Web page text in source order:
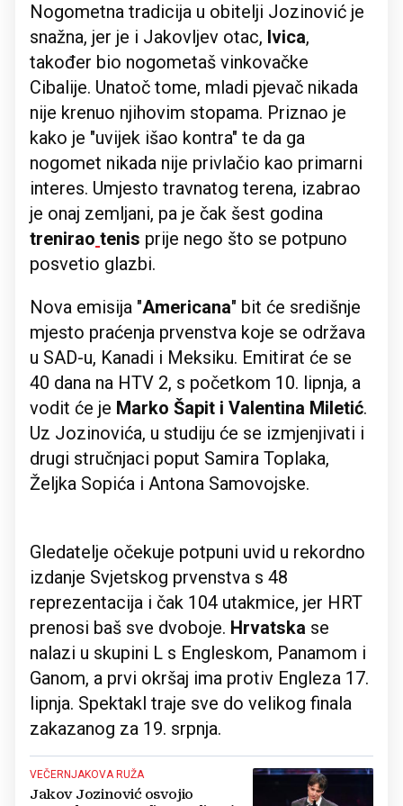
Nogometna tradicija u obitelji Jozinović je
snažna, jer je i Jakovljev otac, Ivica,
također bio nogometaš vinkovačke
Cibalije. Unatoč tome, mladi pjevač nikada
nije krenuo njihovim stopama. Priznao je
kako je "uvijek išao kontra" te da ga
nogomet nikada nije privlačio kao primarni
interes. Umjesto travnatog terena, izabrao
je onaj zemljani, pa je čak šest godina
trenirao tenis prije nego što se potpuno
posvetio glazbi.
Nova emisija "Americana" bit će središnje
mjesto praćenja prvenstva koje se održava
u SAD-u, Kanadi i Meksiku. Emitirat će se
40 dana na HTV 2, s početkom 10. lipnja, a
vodit će je Marko Šapit i Valentina Miletić.
Uz Jozinovića, u studiju će se izmjenjivati i
drugi stručnjaci poput Samira Toplaka,
Željka Sopića i Antona Samovojske.
Gledatelje očekuje potpuni uvid u rekordno
izdanje Svjetskog prvenstva s 48
reprezentacija i čak 104 utakmice, jer HRT
prenosi baš sve dvoboje. Hrvatska se
nalazi u skupini L s Engleskom, Panamom i
Ganom, a prvi okršaj ima protiv Engleza 17.
lipnja. Spektakl traje sve do velikog finala
zakazanog za 19. srpnja.
VEČERNJAKOVA RUŽA
Jakov Jozinović osvojio